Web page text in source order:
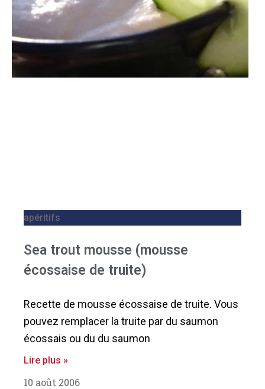
apéritifs
Sea trout mousse (mousse
écossaise de truite)
Recette de mousse écossaise de truite. Vous
pouvez remplacer la truite par du saumon
écossais ou du du saumon
Lire plus »
10 août 2006